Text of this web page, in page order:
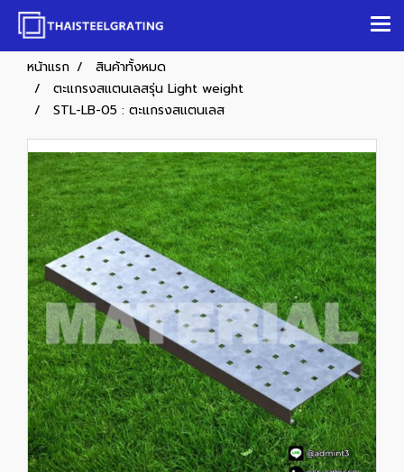
หน้าแรก
สินค้าทั้งหมด
ตะแกรงสแตนเลสรุ่น Light weight
STL-LB-05 : ตะแกรงสแตนเลส